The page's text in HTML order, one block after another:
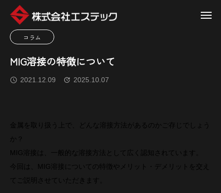
コラム
MIG溶接の特徴について
2021.12.09 2025.10.07
金属を取り扱う上で、どんな溶接方法があるのかご存じでしょう
か？
MIG溶接は、一般的な溶接方法として広く認知されています。
今回は、MIG溶接についての特徴やメリット・デメリットを交え
てご説明させていただきます。